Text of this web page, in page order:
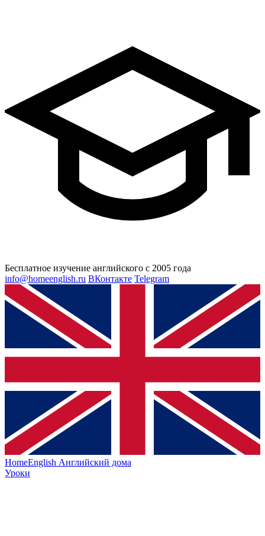
Бесплатное изучение английского с 2005 года
info@homeenglish.ru ВКонтакте Telegram
HomeEnglish Английский дома
Уроки